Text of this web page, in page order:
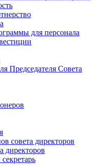
для персонала
Председателя Совета
совета директоров
директоров